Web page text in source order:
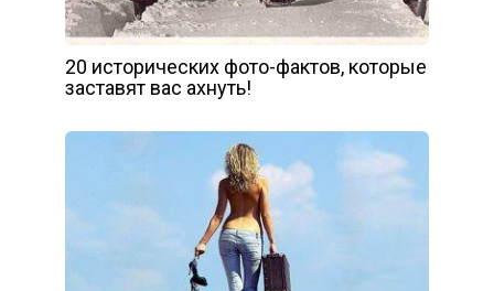
20 исторических фото-фактов, которые
заставят вас ахнуть!